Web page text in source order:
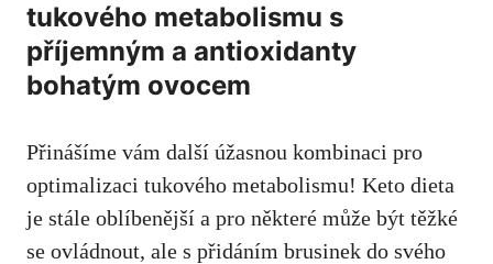
tukového metabolismu s
příjemným a antioxidanty
bohatým ovocem
Přinášíme vám další úžasnou kombinaci pro
optimalizaci tukového metabolismu! Keto dieta
je stále oblíbenější a pro některé může být těžké
se ovládnout, ale s přidáním brusinek do svého